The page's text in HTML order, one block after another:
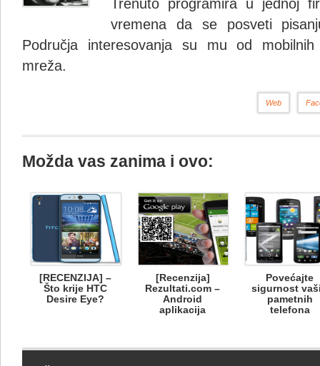
Trenuto programira u jednoj
vremena da se posveti
Područja interesovanja su mu od
mreža.
Web
Možda vas zanima i ovo:
[RECENZIJA] –
Što krije HTC
Desire Eye?
[Recenzija]
Rezultati.com –
Android
aplikacija
Povećajte
sigurnost
pametnih
telefona